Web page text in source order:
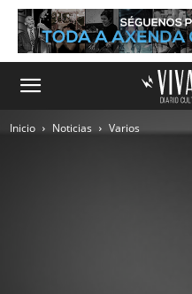
Inicio Noticias Varios